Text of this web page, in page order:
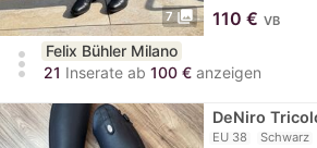
7 photo_library 110 € VB
more_vert
Felix Bühler Milano
21 Inserate ab 100 € anzeigen
DeNiro
EU 38 Schwarz